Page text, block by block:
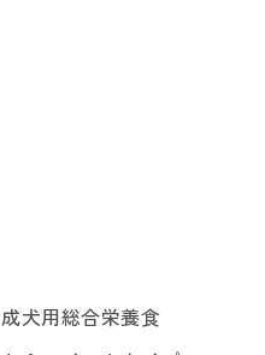
成犬用総合栄養食